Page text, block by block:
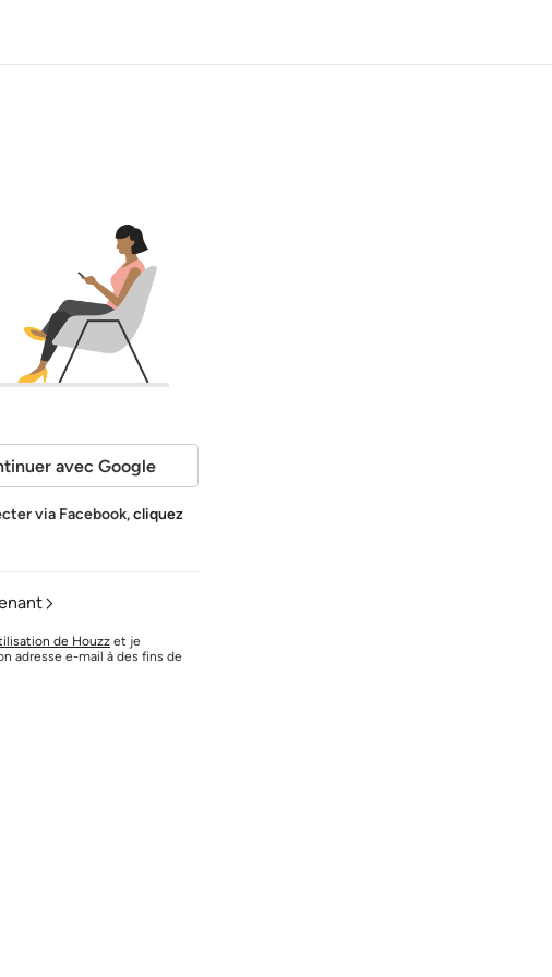
avec Google
via Facebook,cliquez
de Houzz et je
adresse e-mail à des fins de